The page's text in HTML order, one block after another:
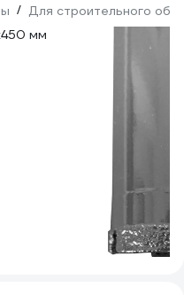
/ Для строительного